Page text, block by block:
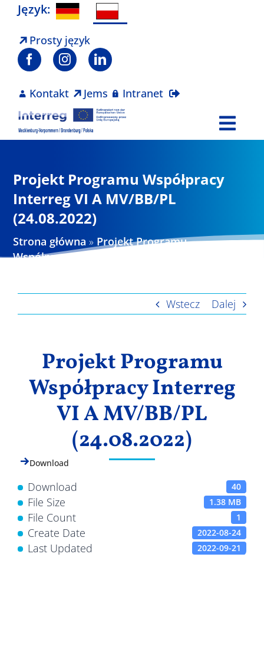
Skip
content
Język:
Prosty język
Kontakt Jems Intranet
Projekty
Aktualności
Projekt Programu Współpracy
Interreg VI A MV/BB/PL
(24.08.2022)
Strona główna » Projekt Programu
Współpracy Interreg VI A MV/BB/PL
Wstecz Dalej
Projekt Programu
Współpracy Interreg
VI A MV/BB/PL
(24.08.2022)
Download
Download 40
File Size 1.38 MB
File Count 1
Create Date 2022-08-24
Last Updated 2022-09-21